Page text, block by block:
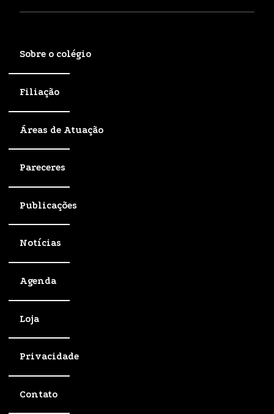
Sobre o colégio
Filiação
Áreas de Atuação
Pareceres
Publicações
Notícias
Agenda
Loja
Privacidade
Contato